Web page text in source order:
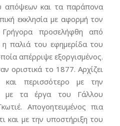
απόψεων και τα παράπονα
εκκλησία με αφορμή τον
προσελήφθη από
η παλιά του εφημερίδα του
απέρριψε εξοργισμένος.
οριστικά το 1877. Αρχίζει
και περισσότερο με την
με τα έργα του Γάλλου
Απογοητευμένος πια
και με την υποστήριξη του